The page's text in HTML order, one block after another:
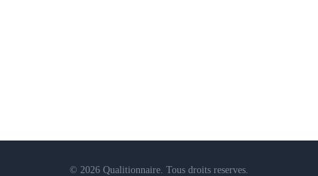
© 2026 Qualitionnaire. Tous droits reserves.